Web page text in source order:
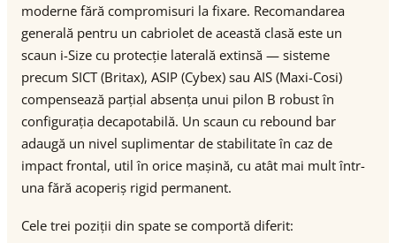
moderne fără compromisuri la fixare. Recomandarea
generală pentru un cabriolet de această clasă este un
scaun i-Size cu protecție laterală extinsă — sisteme
precum SICT (Britax), ASIP (Cybex) sau AIS (Maxi-Cosi)
compensează parțial absența unui pilon B robust în
configurația decapotabilă. Un scaun cu rebound bar
adaugă un nivel suplimentar de stabilitate în caz de
impact frontal, util în orice mașină, cu atât mai mult într-
una fără acoperiș rigid permanent.
Cele trei poziții din spate se comportă diferit: